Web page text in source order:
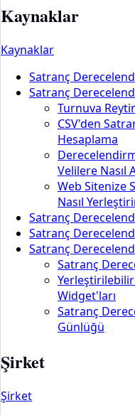
Kaynaklar
Kaynaklar
Satranç
Satranç
Turnuva
CSV'den
Hesaplama
Velilere Nasıl
Web Sitenize
Nasıl
Satranç
Satranç
Satranç
Satranç
Widget'ları
Satranç
Günlüğü
Şirket
Şirket